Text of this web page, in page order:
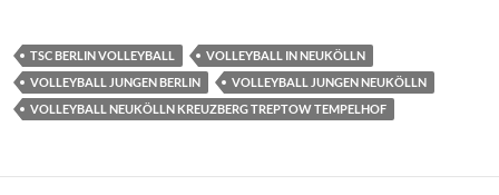
TSC BERLIN VOLLEYBALL
VOLLEYBALL IN NEUKÖLLN
VOLLEYBALL JUNGEN BERLIN
VOLLEYBALL JUNGEN NEUKÖLLN
VOLLEYBALL NEUKÖLLN KREUZBERG TREPTOW TEMPELHOF